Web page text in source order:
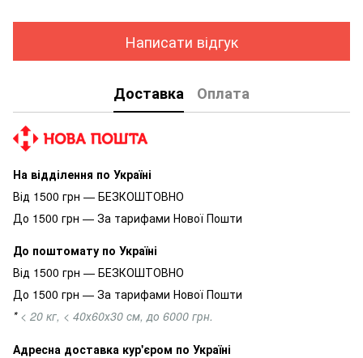
Написати відгук
Доставка Оплата
На відділення по Україні
Від 1500 грн — БЕЗКОШТОВНО
До 1500 грн — За тарифами Нової Пошти
До поштомату по Україні
Від 1500 грн — БЕЗКОШТОВНО
До 1500 грн — За тарифами Нової Пошти
* < 20 кг, < 40х60х30 см, до 6000 грн.
Адресна доставка кур'єром по Україні